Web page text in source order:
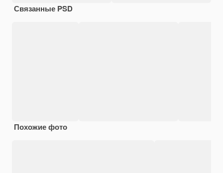
Связанные PSD
Похожие фото